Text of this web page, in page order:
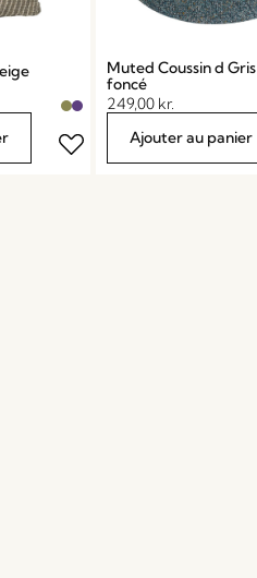
Muted Coussin d Gris
foncé
249,00 kr.
Ajouter au panier